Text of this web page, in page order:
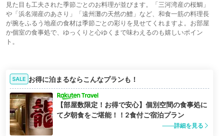
見た目も工夫された季節ごとのお料理が並びます。「三河湾産の桜鯛」
や「浜名湖産のあさり」「遠州灘の天然の鱧」など、和食一筋の料理長
が腕をふるう地産の食材は季節ごとの彩りを見せてくれますよ。お部屋
か個室の食事処で、ゆっくりと心ゆくまで味わえるのも嬉しいポイン
ト。
SALE お得に泊まるならこんなプランも！
【部屋数限定！お得で安心】個別空間の食事処に
て夕朝食をご堪能！！2食付ご宿泊プラン
詳細を見る